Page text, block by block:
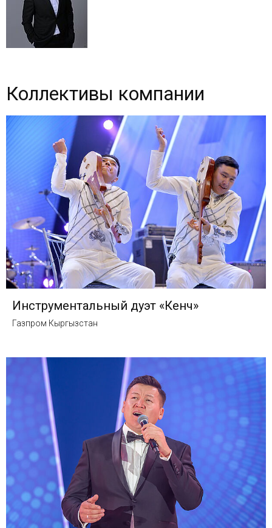
Коллективы компании
Инструментальный дуэт «Кенч»
Газпром Кыргызстан